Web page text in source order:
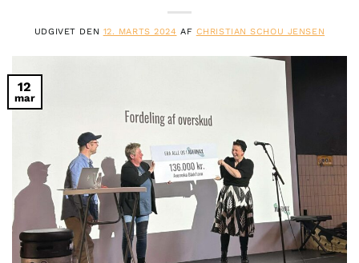
UDGIVET DEN 12. MARTS 2024 AF CHRISTIAN SCHOU JENSEN
12
mar